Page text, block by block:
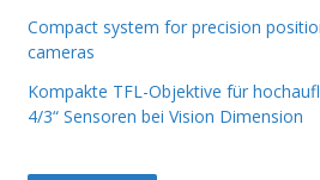
Compact system for precision
cameras
Kompakte TFL-Objektive für
4/3“ Sensoren bei Vision Dimension